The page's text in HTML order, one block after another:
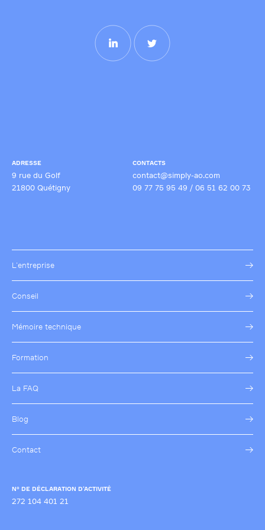
des secteurs techniques ou réglementés.
ADRESSE
9 rue du Golf
21800 Quétigny
CONTACTS
contact@simply-ao.com
09 77 75 95 49 / 06 51 62 00 73
N° DE DÉCLARATION D’ACTIVITÉ
272 104 401 21
L’entreprise
Conseil
Mémoire technique
Formation
La FAQ
Blog
Contact